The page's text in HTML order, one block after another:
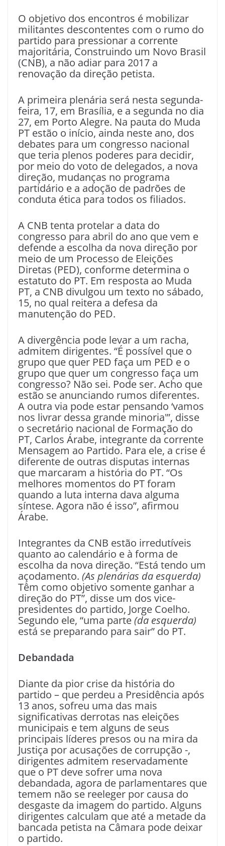
O objetivo dos encontros é mobilizar
militantes descontentes com o rumo do
partido para pressionar a corrente
majoritária, Construindo um Novo Brasil
(CNB), a não adiar para 2017 a
renovação da direção petista.
A primeira plenária será nesta segunda-
feira, 17, em Brasília, e a segunda no dia
27, em Porto Alegre. Na pauta do Muda
PT estão o início, ainda neste ano, dos
debates para um congresso nacional
que teria plenos poderes para decidir,
por meio do voto de delegados, a nova
direção, mudanças no programa
partidário e a adoção de padrões de
conduta ética para todos os filiados.
A CNB tenta protelar a data do
congresso para abril do ano que vem e
defende a escolha da nova direção por
meio de um Processo de Eleições
Diretas (PED), conforme determina o
estatuto do PT. Em resposta ao Muda
PT, a CNB divulgou um texto no sábado,
15, no qual reitera a defesa da
manutenção do PED.
A divergência pode levar a um racha,
admitem dirigentes. “É possível que o
grupo que quer PED faça um PED e o
grupo que quer um congresso faça um
congresso? Não sei. Pode ser. Acho que
estão se anunciando rumos diferentes.
A outra via pode estar pensando ‘vamos
nos livrar dessa grande minoria'”, disse
o secretário nacional de Formação do
PT, Carlos Árabe, integrante da corrente
Mensagem ao Partido. Para ele, a crise é
diferente de outras disputas internas
que marcaram a história do PT. “Os
melhores momentos do PT foram
quando a luta interna dava alguma
síntese. Agora não é isso”, afirmou
Árabe.
Integrantes da CNB estão irredutíveis
quanto ao calendário e à forma de
escolha da nova direção. “Está tendo um
açodamento. (As plenárias da esquerda)
Têm como objetivo somente ganhar a
direção do PT”, disse um dos vice-
presidentes do partido, Jorge Coelho.
Segundo ele, “uma parte(da esquerda)
está se preparando para sair” do PT.
Debandada
Diante da pior crise da história do
partido – que perdeu a Presidência após
13 anos, sofreu uma das mais
significativas derrotas nas eleições
municipais e tem alguns de seus
principais líderes presos ou na mira da
Justiça por acusações de corrupção -,
dirigentes admitem reservadamente
que o PT deve sofrer uma nova
debandada, agora de parlamentares que
temem não se reeleger por causa do
desgaste da imagem do partido. Alguns
dirigentes calculam que até a metade da
bancada petista na Câmara pode deixar
o partido.